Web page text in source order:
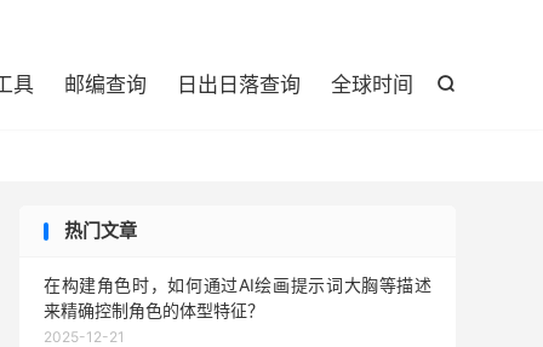

具 邮编查询 日出日落查询 全球时间
热门文章
在构建角色时，如何通过AI绘画提示词大胸等描述
来精确控制角色的体型特征？
2025-12-21